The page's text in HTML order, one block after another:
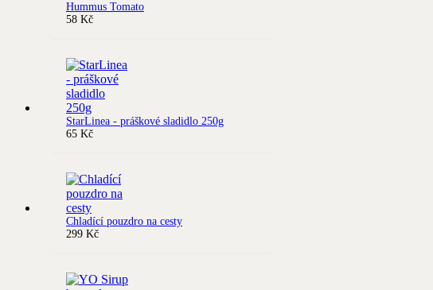
Hummus Tomato
58 Kč
StarLinea - práškové sladidlo 250g
65 Kč
Chladící pouzdro na cesty
299 Kč